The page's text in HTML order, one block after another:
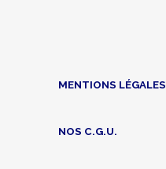
MENTIONS LÉGALES
NOS C.G.U.